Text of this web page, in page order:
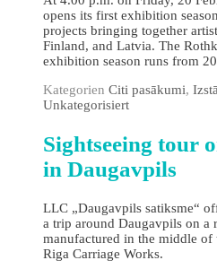
opens its first exhibition
projects bringing together
Finland, and Latvia. The
exhibition season runs from
Kategorien Citi pasākumi,
Unkategorisiert
Sightseeing tour
in Daugavpils
LLC „Daugavpils satiksme“
a trip around Daugavpils on a
manufactured in the middle of
Riga Carriage Works.